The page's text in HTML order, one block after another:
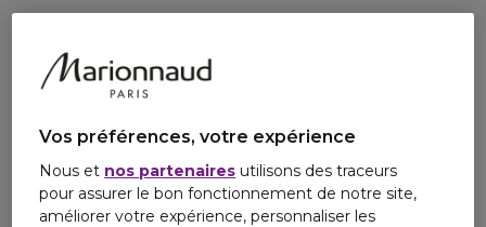
Vos préférences, votre expérience
Nous et nos partenaires utilisons des traceurs
pour assurer le bon fonctionnement de notre site,
améliorer votre expérience, personnaliser les